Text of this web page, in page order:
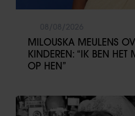
MILOUSKA MEULENS
KINDEREN: “IK BEN HET
OP HEN”